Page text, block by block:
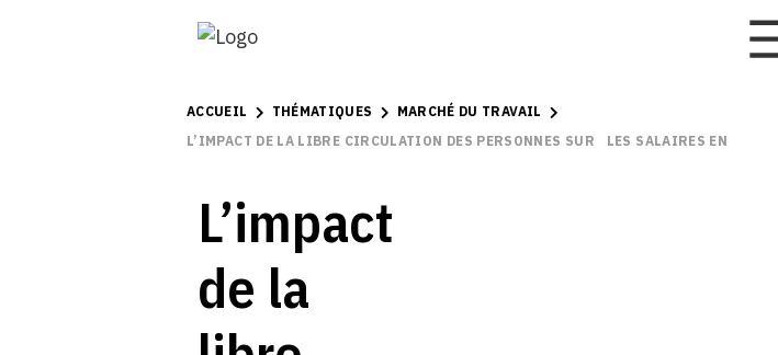
ACCUEIL THÉMATIQUES
MARCHÉ DU TRAVAIL
L’IMPACT DE LA LIBRE CIRCULATION DES PERSONNES SUR LES SALAIRES EN SUISSE
L’impact
de la